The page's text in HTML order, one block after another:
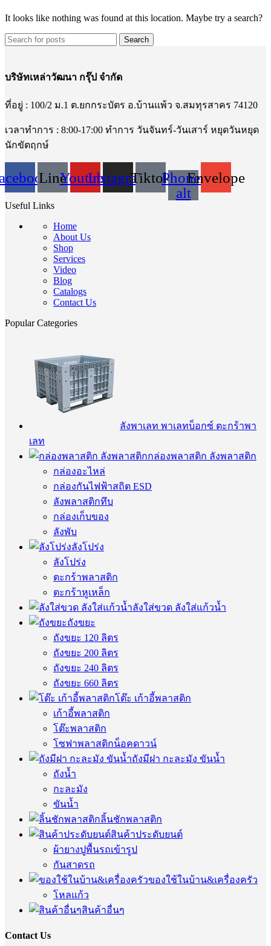
It looks like nothing was found at this location. Maybe try a search?
Search
บริษัทเหล่าวัฒนา กรุ๊ป จำกัด
ที่อยู่ : 100/2 ม.1 ต.ยกกระบัตร อ.บ้านแพ้ว จ.สมทุรสาคร 74120
เวลาทำการ : 8:00-17:00 ทำการ วันจันทร์-วันเสาร์ หยุดวันหยุด
นักขัตฤกษ์
LineYoutubeInstagramTiktokPhone-
alt
Envelope
Useful Links
Home
About Us
Shop
Services
Video
Blog
Catalogs
Contact Us
Popular Categories
ลังพาเลท พาเลทบ็อกซ์ ตะกร้าพา
เลท
กล่องพลาสติก ลังพลาสติก
กล่องอะไหล่
กล่องกันไฟฟ้าสถิต ESD
ลังพลาสติกทึบ
กล่องเก็บของ
ลังพับ
ลังโปร่ง
ลังโปร่ง
ตะกร้าพลาสติก
ตะกร้าหูเหล็ก
ลังใส่ขวด ลังใส่แก้วน้ำ
ถังขยะ
ถังขยะ 120 ลิตร
ถังขยะ 200 ลิตร
ถังขยะ 240 ลิตร
ถังขยะ 660 ลิตร
โต๊ะ เก้าอี้พลาสติก
เก้าอี้พลาสติก
โต๊ะพลาสติก
โซฟาพลาสติกน็อคดาวน์
ถังมีฝา กะละมัง ขันน้ำ
ถังน้ำ
กะละมัง
ขันน้ำ
ลิ้นชักพลาสติก
สินค้าประดับยนต์
ผ้ายางปูพื้นรถเข้ารูป
กันสาดรถ
ของใช้ในบ้าน&เครื่องครัว
โหลแก้ว
สินค้าอื่นๆ
Contact Us